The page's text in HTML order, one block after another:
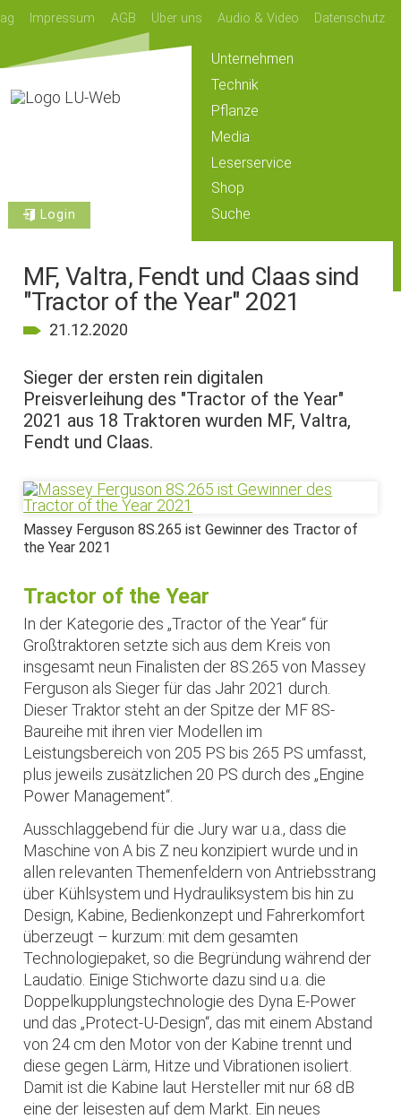
Impressum AGB Über uns Audio & Video Datenschutz
Login
Unternehmen
Technik
Pflanze
Media
Leserservice
Shop
Suche
MF, Valtra, Fendt und Claas sind
"Tractor of the Year" 2021
21.12.2020
Sieger der ersten rein digitalen
Preisverleihung des "Tractor of the Year"
2021 aus 18 Traktoren wurden MF, Valtra,
Fendt und Claas.
Massey Ferguson 8S.265 ist Gewinner des Tractor of
the Year 2021
Tractor of the Year
In der Kategorie des „Tractor of the Year“ für
Großtraktoren setzte sich aus dem Kreis von
insgesamt neun Finalisten der 8S.265 von Massey
Ferguson als Sieger für das Jahr 2021 durch.
Dieser Traktor steht an der Spitze der MF 8S-
Baureihe mit ihren vier Modellen im
Leistungsbereich von 205 PS bis 265 PS umfasst,
plus jeweils zusätzlichen 20 PS durch des „Engine
Power Management“.
Ausschlaggebend für die Jury war u.a., dass die
Maschine von A bis Z neu konzipiert wurde und in
allen relevanten Themenfeldern von Antriebsstrang
über Kühlsystem und Hydrauliksystem bis hin zu
Design, Kabine, Bedienkonzept und Fahrerkomfort
überzeugt – kurzum: mit dem gesamten
Technologiepaket, so die Begründung während der
Laudatio. Einige Stichworte dazu sind u.a. die
Doppelkupplungstechnologie des Dyna E-Power
und das „Protect-U-Design“, das mit einem Abstand
von 24 cm den Motor von der Kabine trennt und
diese gegen Lärm, Hitze und Vibrationen isoliert.
Damit ist die Kabine laut Hersteller mit nur 68 dB
eine der leisesten auf dem Markt. Ein neues